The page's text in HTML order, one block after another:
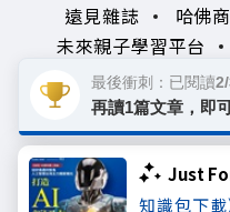
Just
知識包下
遠見雜誌 哈佛
未來親子學習平台
著作權聲
遠見天下文化出版股
最後衝刺：已閱讀
再讀1篇文章，即